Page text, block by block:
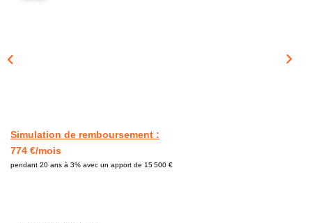
Simulation de remboursement :
774 €/mois
pendant 20 ans à 3% avec un apport de 15 500 €